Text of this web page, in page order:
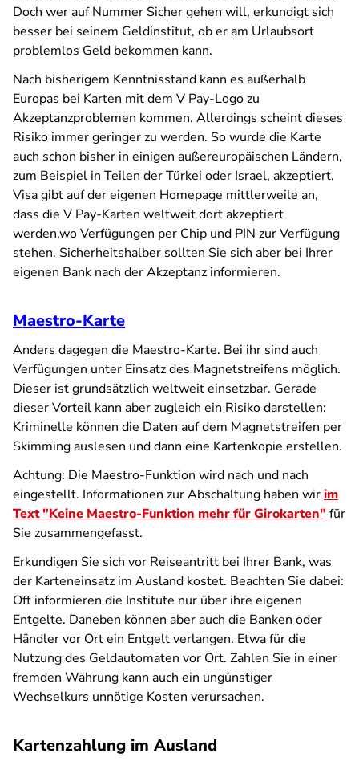
Doch wer auf Nummer Sicher gehen will, erkundigt sich
besser bei seinem Geldinstitut, ob er am Urlaubsort
problemlos Geld bekommen kann.
Nach bisherigem Kenntnisstand kann es außerhalb
Europas bei Karten mit dem V Pay-Logo zu
Akzeptanzproblemen kommen. Allerdings scheint dieses
Risiko immer geringer zu werden. So wurde die Karte
auch schon bisher in einigen außereuropäischen Ländern,
zum Beispiel in Teilen der Türkei oder Israel, akzeptiert.
Visa gibt auf der eigenen Homepage mittlerweile an,
dass die V Pay-Karten weltweit dort akzeptiert
werden,wo Verfügungen per Chip und PIN zur Verfügung
stehen. Sicherheitshalber sollten Sie sich aber bei Ihrer
eigenen Bank nach der Akzeptanz informieren.
Maestro-Karte
Anders dagegen die Maestro-Karte. Bei ihr sind auch
Verfügungen unter Einsatz des Magnetstreifens möglich.
Dieser ist grundsätzlich weltweit einsetzbar. Gerade
dieser Vorteil kann aber zugleich ein Risiko darstellen:
Kriminelle können die Daten auf dem Magnetstreifen per
Skimming auslesen und dann eine Kartenkopie erstellen.
Achtung: Die Maestro-Funktion wird nach und nach
eingestellt. Informationen zur Abschaltung haben wirim
Text "Keine Maestro-Funktion mehr für Girokarten" für
Sie zusammengefasst.
Erkundigen Sie sich vor Reiseantritt bei Ihrer Bank, was
der Karteneinsatz im Ausland kostet. Beachten Sie dabei:
Oft informieren die Institute nur über ihre eigenen
Entgelte. Daneben können aber auch die Banken oder
Händler vor Ort ein Entgelt verlangen. Etwa für die
Nutzung des Geldautomaten vor Ort. Zahlen Sie in einer
fremden Währung kann auch ein ungünstiger
Wechselkurs unnötige Kosten verursachen.
Kartenzahlung im Ausland